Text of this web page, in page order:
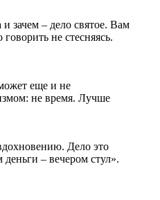
зачем – дело святое. Вам
не стесняясь.
еще и не
не время. Лучше
Дело это
– вечером стул».